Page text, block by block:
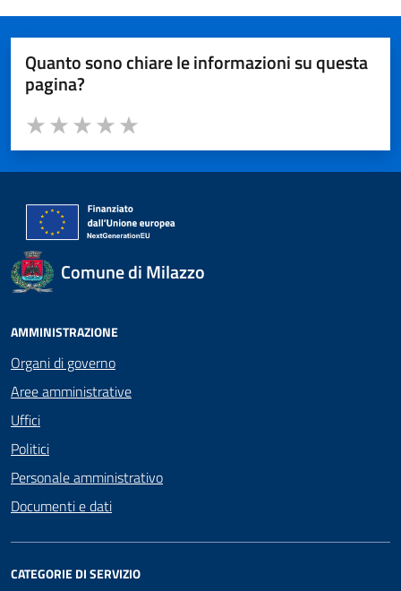
Quanto sono chiare le informazioni su questa
pagina?
Valuta da 1 a 5 stelle la pagina
Valuta 5 stelle su 5
Valuta 4 stelle su 5
Valuta 3 stelle su 5
Valuta 2 stelle su 5
Valuta 1 stelle su 5
Comune di Milazzo
AMMINISTRAZIONE
Organi di governo
Aree amministrative
Uffici
Politici
Personale amministrativo
Documenti e dati
CATEGORIE DI SERVIZIO